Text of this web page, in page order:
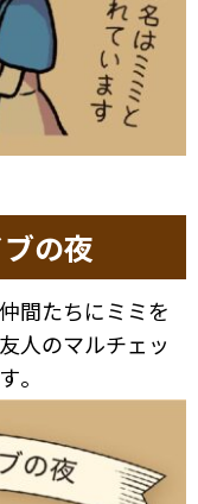
の夜
間たちにミミを
人のマルチェッ
。